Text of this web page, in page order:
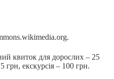
квиток для дорослих – 25
грн, екскурсія – 100 грн.